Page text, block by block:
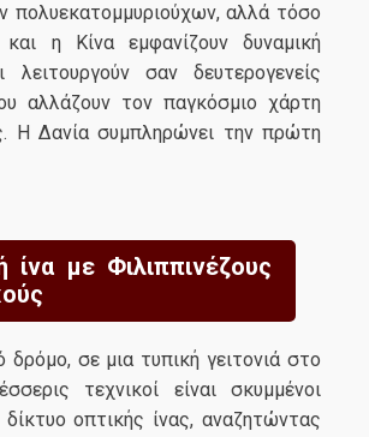
πολυεκατομμυριούχων, αλλά τόσο
η Κίνα εμφανίζουν δυναμική
λειτουργούν σαν δευτερογενείς
αλλάζουν τον παγκόσμιο χάρτη
Η Δανία συμπληρώνει την πρώτη
ίνα με Φιλιππινέζους
δρόμο, σε μια τυπική γειτονιά στο
τεχνικοί είναι σκυμμένοι
οπτικής ίνας, αναζητώντας